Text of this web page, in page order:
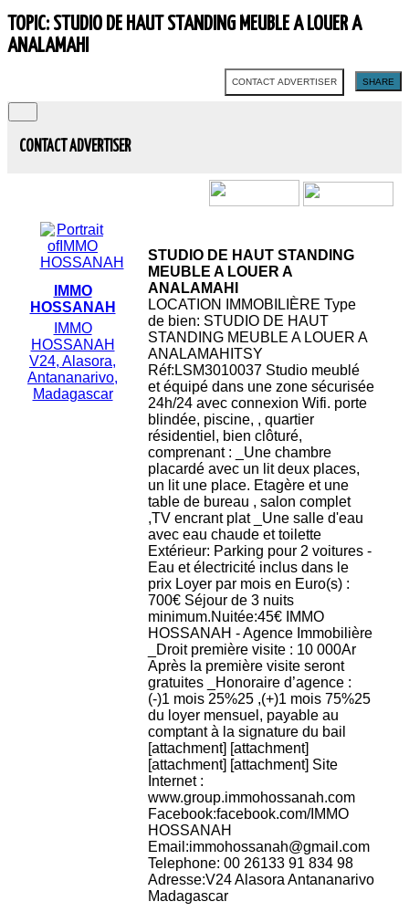
TOPIC: STUDIO DE HAUT STANDING MEUBLE A LOUER A
ANALAMAHI
CONTACT ADVERTISER SHARE
CONTACT ADVERTISER
IMMO
HOSSANAH
IMMO
HOSSANAH
V24, Alasora,
Antananarivo,
Madagascar
STUDIO DE HAUT STANDING
MEUBLE A LOUER A
ANALAMAHI
LOCATION IMMOBILIÈRE Type
de bien: STUDIO DE HAUT
STANDING MEUBLE A LOUER A
ANALAMAHITSY
Réf:LSM3010037 Studio meublé
et équipé dans une zone sécurisée
24h/24 avec connexion Wifi. porte
blindée, piscine, , quartier
résidentiel, bien clôturé,
comprenant : _Une chambre
placardé avec un lit deux places,
un lit une place. Etagère et une
table de bureau , salon complet
,TV encrant plat _Une salle d'eau
avec eau chaude et toilette
Extérieur: Parking pour 2 voitures -
Eau et électricité inclus dans le
prix Loyer par mois en Euro(s) :
700€ Séjour de 3 nuits
minimum.Nuitée:45€ IMMO
HOSSANAH - Agence Immobilière
_Droit première visite : 10 000Ar
Après la première visite seront
gratuites _Honoraire d’agence :
(-)1 mois 25%25 ,(+)1 mois 75%25
du loyer mensuel, payable au
comptant à la signature du bail
[attachment] [attachment]
[attachment] [attachment] Site
Internet :
www.group.immohossanah.com
Facebook:facebook.com/IMMO
HOSSANAH
Email:immohossanah@gmail.com
Telephone: 00 26133 91 834 98
Adresse:V24 Alasora Antananarivo
Madagascar